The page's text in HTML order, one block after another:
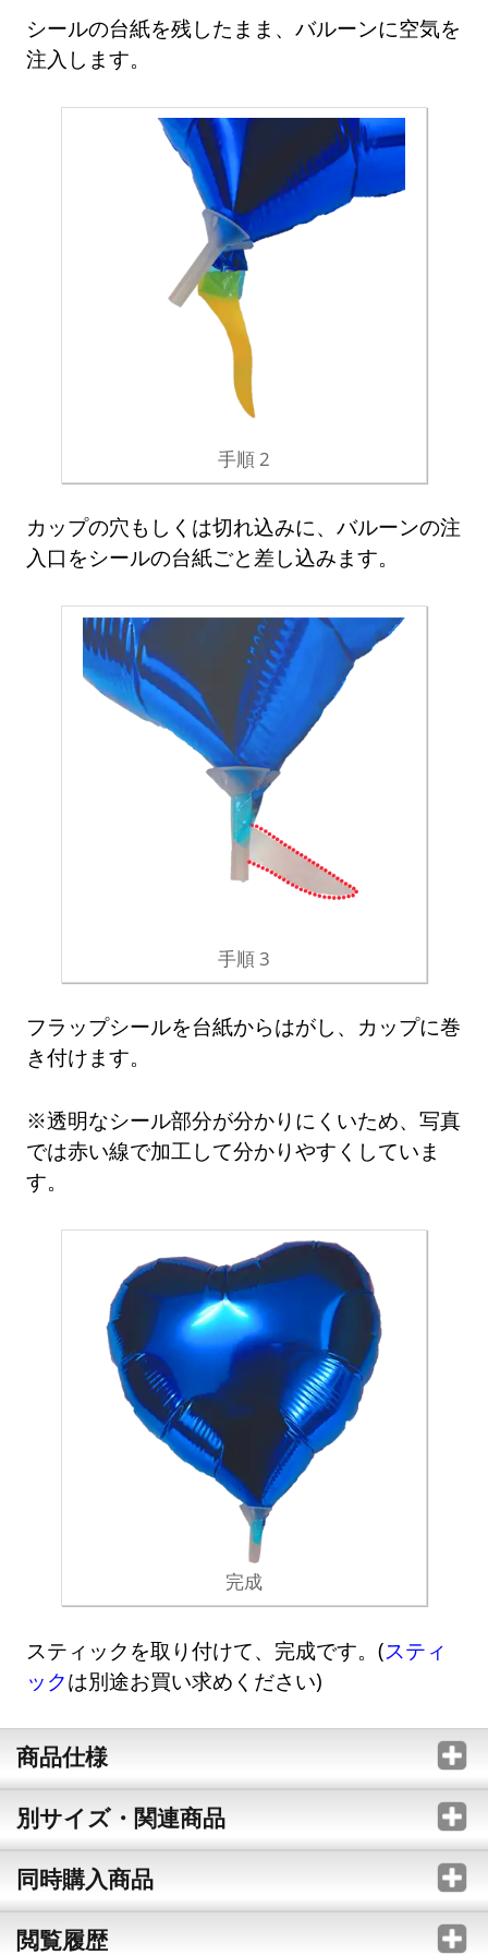
シールの台紙を残したまま、バルーンに空気を
注入します。
手順 2
カップの穴もしくは切れ込みに、バルーンの注
入口をシールの台紙ごと差し込みます。
手順 3
フラップシールを台紙からはがし、カップに巻
き付けます。
※透明なシール部分が分かりにくいため、写真
では赤い線で加工して分かりやすくしていま
す。
完成
スティックを取り付けて、完成です。(スティ
ックは別途お買い求めください)
商品仕様
別サイズ・関連商品
同時購入商品
閲覧履歴